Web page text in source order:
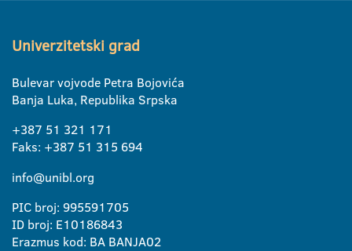
Univerzitetski grad
Bulevar vojvode Petra Bojovića
Banja Luka, Republika Srpska
+387 51 321 171
Faks: +387 51 315 694
info@unibl.org
PIC broj: 995591705
ID broj: E10186843
Erazmus kod: BA BANJA02